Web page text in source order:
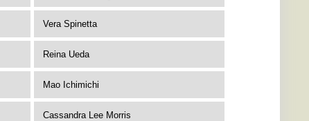
Vera Spinetta
Reina Ueda
Mao Ichimichi
Cassandra Lee Morris